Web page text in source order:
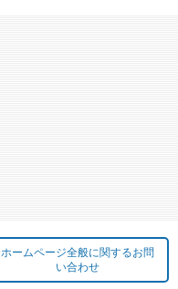
ホームページ全般に関するお問
い合わせ